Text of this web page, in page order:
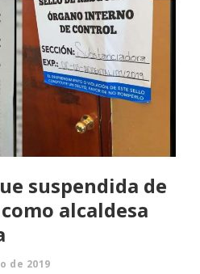
suspendida de
alcaldesa
de 2019